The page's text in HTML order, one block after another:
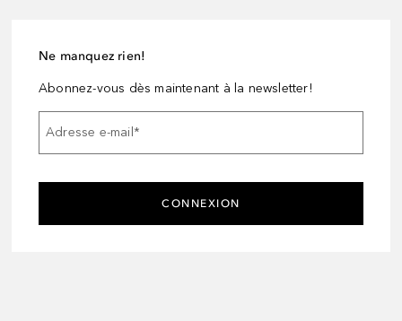
Ne manquez rien!
Abonnez-vous dès maintenant à la newsletter!
Adresse e-mail*
CONNEXION